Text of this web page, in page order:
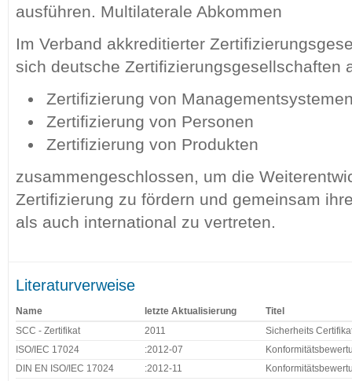
ausführen. Multilaterale Abkommen
Im Verband akkreditierter
sich deutsche Zertifizierungsgesellschaften
Zertifizierung von
Zertifizierung von Personen
Zertifizierung von Produkten
zusammengeschlossen, um die
Zertifizierung zu fördern und gemeinsam
als auch international zu vertreten.
Literaturverweise
Name letzte Aktualisierung
Titel
SCC - Zertifikat
2011
Sicherheits
ISO/IEC 17024
:2012-07
DIN EN ISO/IEC 17024
:2012-11